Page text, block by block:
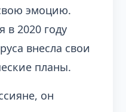
эмоцию.
в 2020 году
внесла свои
планы.
он